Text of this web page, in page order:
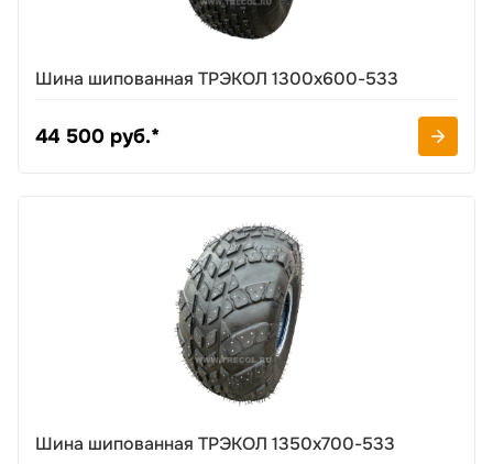
Шина шипованная ТРЭКОЛ 1300х600-533
44 500 руб.*
Шина шипованная ТРЭКОЛ 1350х700-533